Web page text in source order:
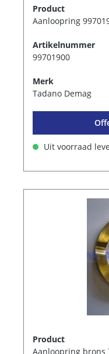
Product
Aanloopring
Artikelnummer
99701900
Merk
Tadano Demag
Uit voorraad
Product
Aanloopring brons